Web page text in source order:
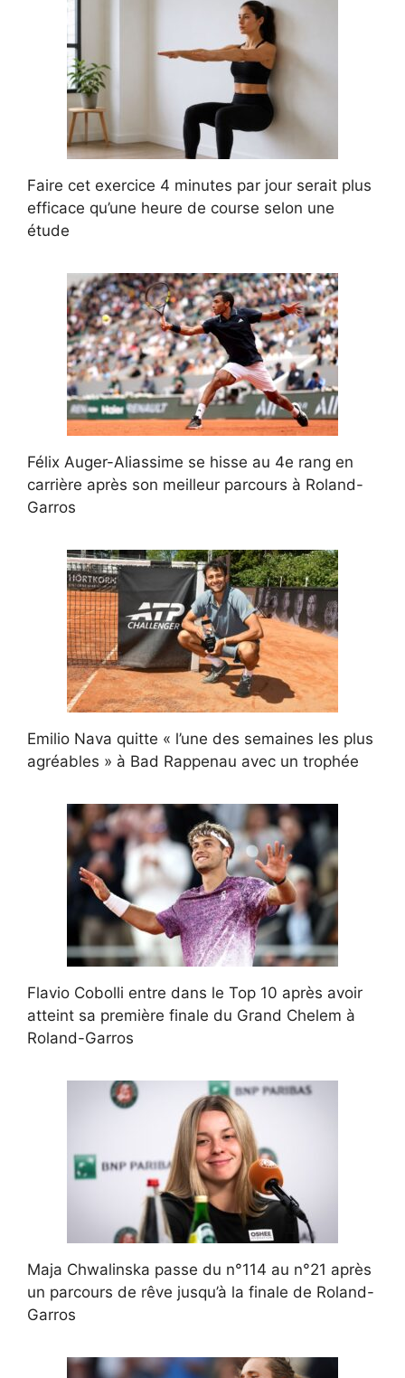
Faire cet exercice 4 minutes par jour serait plus
efficace qu’une heure de course selon une
étude
Félix Auger-Aliassime se hisse au 4e rang en
carrière après son meilleur parcours à Roland-
Garros
Emilio Nava quitte « l’une des semaines les plus
agréables » à Bad Rappenau avec un trophée
Flavio Cobolli entre dans le Top 10 après avoir
atteint sa première finale du Grand Chelem à
Roland-Garros
Maja Chwalinska passe du n°114 au n°21 après
un parcours de rêve jusqu’à la finale de Roland-
Garros